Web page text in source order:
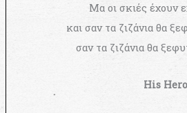
Μα οι σκιές έχουν
και σαν τα ζιζάνια θα
σαν τα ζιζάνια θα
His